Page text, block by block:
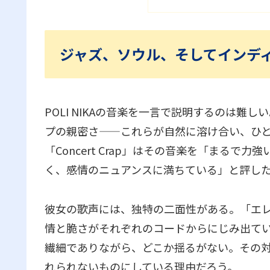
ジャズ、ソウル、そしてインデ
POLI NIKAの音楽を一言で説明するのは難し
プの親密さ——これらが自然に溶け合い、ひ
「Concert Crap」はその音楽を「まるで力
く、感情のニュアンスに満ちている」と評し
彼女の歌声には、独特の二面性がある。「エ
情と脆さがそれぞれのコードからにじみ出て
繊細でありながら、どこか揺るがない。その
れられないものにしている理由だろう。